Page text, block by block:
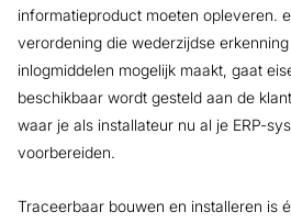
informatieproduct moeten opleveren.
verordening die wederzijdse
inlogmiddelen mogelijk maakt, gaat
beschikbaar wordt gesteld aan de
waar je als installateur nu al je ERP-
voorbereiden.
Traceerbaar bouwen en installeren is